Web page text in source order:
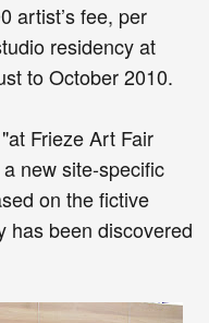
artist’s fee, per
residency at
to October 2010.
Frieze Art Fair
new site-specific
on the fictive
has been discovered